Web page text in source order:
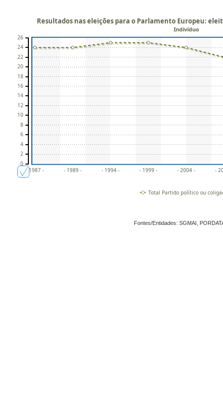
- 1987 - - 1989 - - 1994 - - 1999 - - 2004 - -
Resultados nas eleições para o Parlamento Europeu:
Indivíduo
0
2
4
6
8
10
12
14
16
18
20
22
24
26
Total Partido político ou
Fontes/Entidades: SGMAI,